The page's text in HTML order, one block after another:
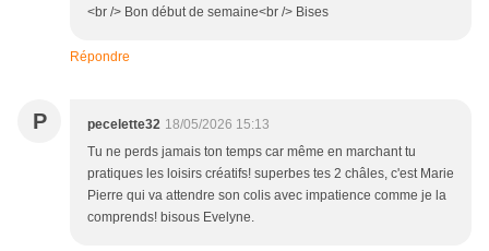
<br /> Bon début de semaine<br /> Bises
Répondre
P pecelette32 18/05/2026 15:13
Tu ne perds jamais ton temps car même en marchant tu
pratiques les loisirs créatifs! superbes tes 2 châles, c'est Marie
Pierre qui va attendre son colis avec impatience comme je la
comprends! bisous Evelyne.